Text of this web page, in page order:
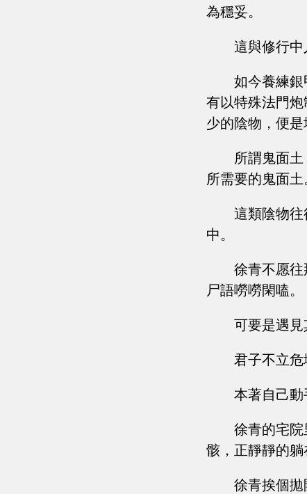
為穩妥。
這與修行中
如今養練
有以特殊法門
少的陰物，便是
所謂鬼面
所需要的鬼面土
這類陰物
中。
徐青不愿
尸語嘮嘮閑嗑。
可要是遇見
君子不立危
本著自己動
徐青的宅
骸，正靜靜的躺
徐青挨個拋